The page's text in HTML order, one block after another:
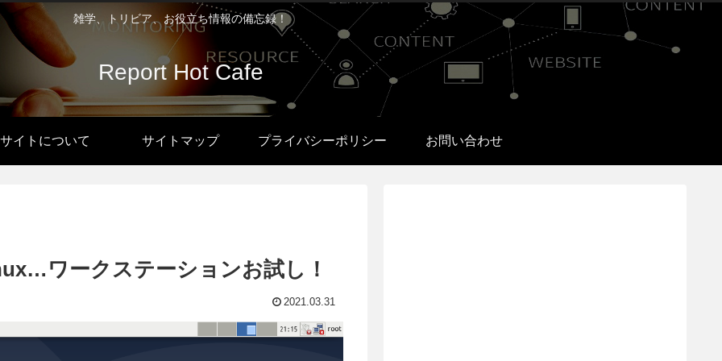
雑学、トリビア、お役立ち情報の備忘録！
Report Hot Cafe
イトについて サイトマップ プライバシーポリシー お問い合わせ
ワークステーションお試し！
2021.03.31